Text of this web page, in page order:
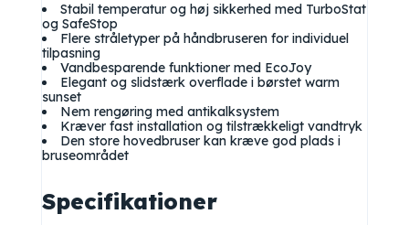
Stabil temperatur og høj sikkerhed med TurboStat
og SafeStop
Flere stråletyper på håndbruseren for individuel
tilpasning
Vandbesparende funktioner med EcoJoy
Elegant og slidstærk overflade i børstet warm
sunset
Nem rengøring med antikalksystem
Kræver fast installation og tilstrækkeligt vandtryk
Den store hovedbruser kan kræve god plads i
bruseområdet
Specifikationer